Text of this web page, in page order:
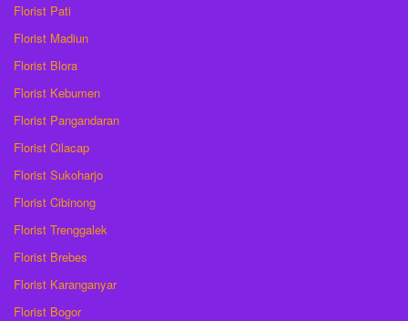
Florist Pati
Florist Madiun
Florist Blora
Florist Kebumen
Florist Pangandaran
Florist Cilacap
Florist Sukoharjo
Florist Cibinong
Florist Trenggalek
Florist Brebes
Florist Karanganyar
Florist Bogor